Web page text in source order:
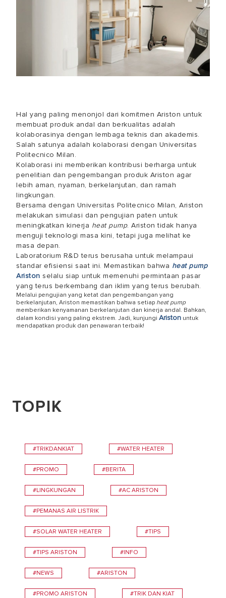
Hal yang paling menonjol dari komitmen Ariston untuk
membuat produk andal dan berkualitas adalah
kolaborasinya dengan lembaga teknis dan akademis.
Salah satunya adalah kolaborasi dengan Universitas
Politecnico Milan.
Kolaborasi ini memberikan kontribusi berharga untuk
penelitian dan pengembangan produk Ariston agar
lebih aman, nyaman, berkelanjutan, dan ramah
lingkungan.
Bersama dengan Universitas Politecnico Milan, Ariston
melakukan simulasi dan pengujian paten untuk
meningkatkan kinerja heat pump. Ariston tidak hanya
menguji teknologi masa kini, tetapi juga melihat ke
masa depan.
Laboratorium R&D terus berusaha untuk melampaui
standar efisiensi saat ini. Memastikan bahwa heat pump
Ariston selalu siap untuk memenuhi permintaan pasar
yang terus berkembang dan iklim yang terus berubah.
Melalui pengujian yang ketat dan pengembangan yang
berkelanjutan, Ariston memastikan bahwa setiap heat pump
memberikan kenyamanan berkelanjutan dan kinerja andal. Bahkan,
dalam kondisi yang paling ekstrem. Jadi, kunjungi Ariston untuk
mendapatkan produk dan penawaran terbaik!
TOPIK
#TRIKDANKIAT #WATER HEATER
#PROMO #BERITA
#LINGKUNGAN #AC ARISTON
#PEMANAS AIR LISTRIK
#SOLAR WATER HEATER #TIPS
#TIPS ARISTON #INFO
#NEWS #ARISTON
#PROMO ARISTON #TRIK DAN KIAT